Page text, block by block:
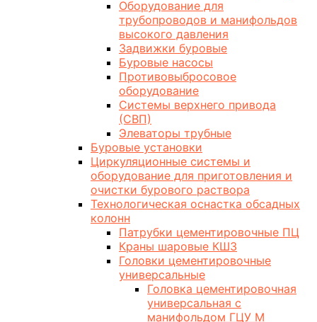
Оборудование для
трубопроводов и манифольдов
высокого давления
Задвижки буровые
Буровые насосы
Противовыбросовое
оборудование
Системы верхнего привода
(СВП)
Элеваторы трубные
Буровые установки
Циркуляционные системы и
оборудование для приготовления и
очистки бурового раствора
Технологическая оснастка обсадных
колонн
Патрубки цементировочные ПЦ
Краны шаровые КШЗ
Головки цементировочные
универсальные
Головка цементировочная
универсальная с
манифольдом ГЦУ М